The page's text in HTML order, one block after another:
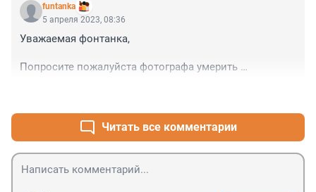
funtanka
5 апреля 2023, 08:36
Уважаемая фонтанка,
Попросите пожалуйста фотографа умерить
Читать все комментарии